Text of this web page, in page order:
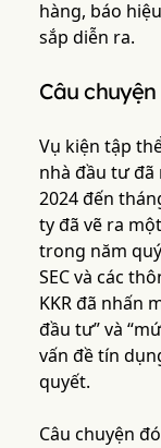
hàng, báo
sắp diễn ra.
Câu
Vụ kiện tập
nhà đầu tư đã
2024 đến
ty đã vẽ ra
trong năm
SEC và các
KKR đã nhấn
đầu tư” và
vấn đề tín
quyết.
Câu chuyện